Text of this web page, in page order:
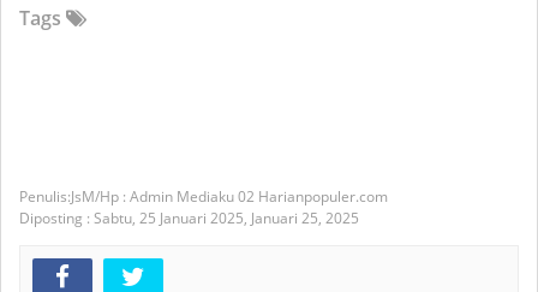
Tags
JsM/Hp : Admin Mediaku 02 Harianpopuler.com
Diposting : Sabtu, 25 Januari 2025, Januari 25, 2025